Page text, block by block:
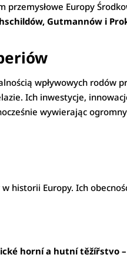
przemysłowe Europy
Gutmannów i
wpływowych rodów
Ich inwestycje,
wywierając
historii Europy. Ich
horní a hutní těžířstvo –